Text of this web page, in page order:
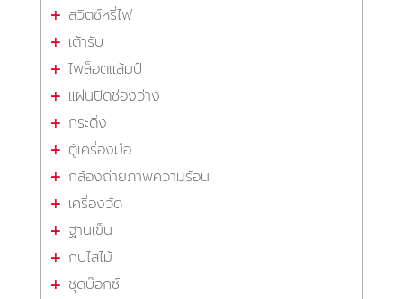
สวิตซ์หรี่ไฟ
เต้ารับ
ไพล็อตแล้มป์
แผ่นปิดช่องว่าง
กระดิ่ง
ตู้เครื่องมือ
กล้องถ่ายภาพความร้อน
เครื่องวัด
ฐานเข็น
กบไสไม้
ชุดบ๊อกซ์